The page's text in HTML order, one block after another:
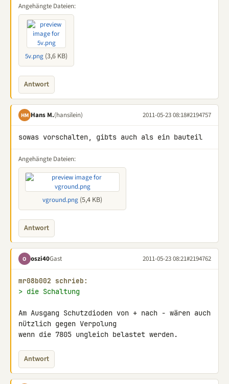
Angehängte Dateien:
5v.png (3,6 KB)
Antwort
HM Hans M.(hansilein) 2011-05-23 08:18#2194757
sowas vorschalten, gibts auch als ein bauteil
Angehängte Dateien:
vground.png (5,4 KB)
Antwort
O oszi40Gast 2011-05-23 08:21#2194762
mr08b002 schrieb:
> die Schaltung
Am Ausgang Schutzdioden von + nach - wären auch
nützlich gegen Verpolung
wenn die 7805 ungleich belastet werden.
Antwort